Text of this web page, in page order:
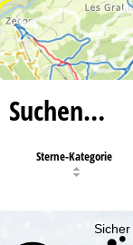
Suchen…
Sterne-Kategorie